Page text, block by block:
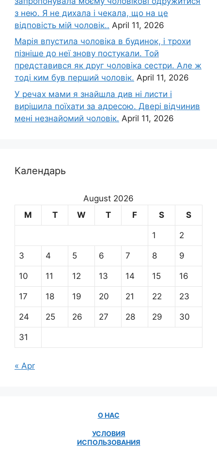
з нею. Я не дихала і чекала, що на це
відповість мій чоловік.. April 11, 2026
Марія впустила чоловіка в будинок, і трохи
пізніше до неї знову постукали. Той
представився як друг чоловіка сестри. Але ж
тоді ким був перший чоловік. April 11, 2026
У речах мами я знайшла див ні листи і
вирішила поїхати за адресою. Двері відчинив
мені незнайомий чоловік. April 11, 2026
Календарь
August 2026
M
T W T F S S
1 2
3 4 5 6 7 8 9
10 11 12 13 14 15 16
17 18 19 20 21 22 23
24 25 26 27 28 29 30
31
« Apr
О НАС
УСЛОВИЯ
ИСПОЛЬЗОВАНИЯ